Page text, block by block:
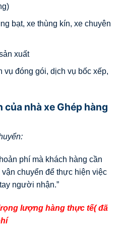
bạt, xe thùng kín, xe chuyên
xuất
vụ đóng gói, dịch vụ bốc xếp,
nhà xe Ghép hàng
phí mà khách hàng cần
chuyển để thực hiện việc
người nhận.”
lượng hàng thực tế( đã